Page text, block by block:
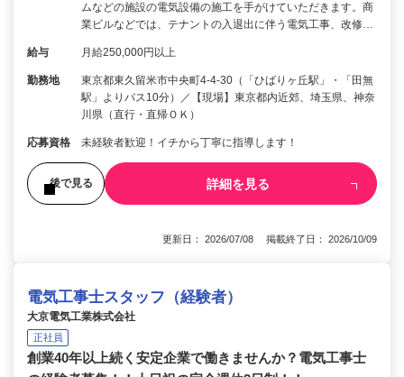
ムなどの施設の電気設備の施工を手がけていただきます。商
業ビルなどでは、テナントの入退出に伴う電気工事、改修…
給与 月給250,000円以上
勤務地
東京都東久留米市中央町4-4-30（「ひばりヶ丘駅」・「田無
駅」よりバス10分）／【現場】東京都内近郊、埼玉県、神奈
川県（直行・直帰ＯＫ）
応募資格 未経験者歓迎！イチから丁寧に指導します！
後で見る 詳細を見る
更新日： 2026/07/08 掲載終了日： 2026/10/09
電気工事士スタッフ（経験者）
大京電気工業株式会社
正社員
創業40年以上続く安定企業で働きませんか？電気工事士